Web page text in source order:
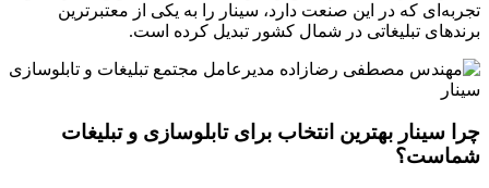
تجربه‌ای که در این صنعت دارد، سینار را به یکی از معتبرترین
برندهای تبلیغاتی در شمال کشور تبدیل کرده است.
چرا سینار بهترین انتخاب برای تابلوسازی و تبلیغات
شماست؟